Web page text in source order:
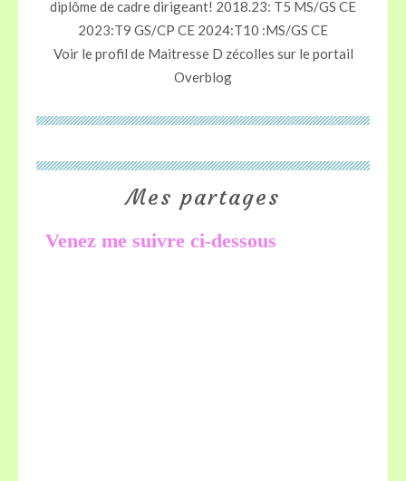
diplôme de cadre dirigeant! 2018.23: T5 MS/GS CE
2023:T9 GS/CP CE 2024:T10 :MS/GS CE
Voir le profil de Maitresse D zécolles sur le portail
Overblog
Mes partages
Venez me suivre ci-dessous